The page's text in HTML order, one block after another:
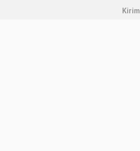
Kirim